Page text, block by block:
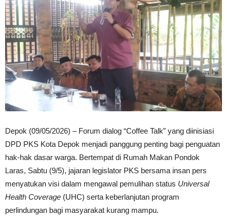
Depok (09/05/2026) – Forum dialog “Coffee Talk” yang diinisiasi
DPD PKS Kota Depok menjadi panggung penting bagi penguatan
hak-hak dasar warga. Bertempat di Rumah Makan Pondok
Laras, Sabtu (9/5), jajaran legislator PKS bersama insan pers
menyatukan visi dalam mengawal pemulihan status Universal
Health Coverage (UHC) serta keberlanjutan program
perlindungan bagi masyarakat kurang mampu.